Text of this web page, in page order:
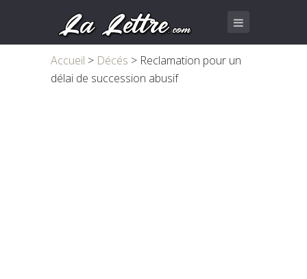
Accueil > Décés > Reclamation pour un
délai de succession abusif